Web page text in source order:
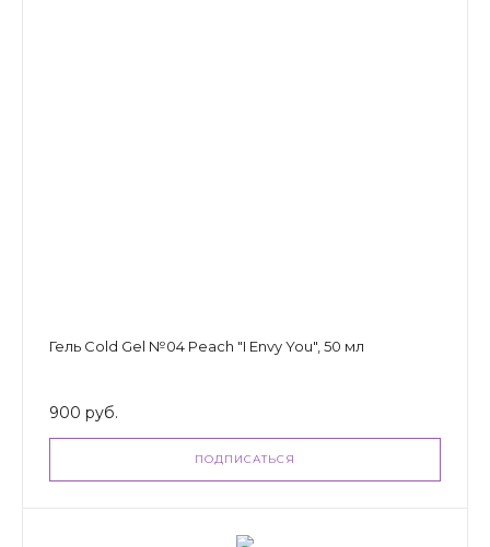
Гель Cold Gel №04 Peach "I Envy You", 50 мл
900 руб.
ПОДПИСАТЬСЯ